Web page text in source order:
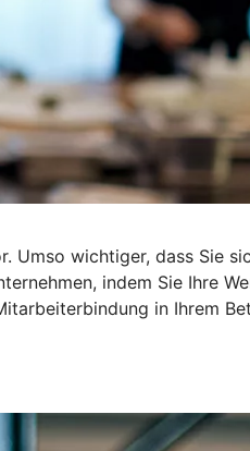
wichtiger, dass Sie
indem Sie Ihre
in Ihrem